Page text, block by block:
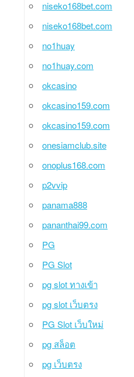
niseko168bet.com
niseko168bet.com
no1huay
no1huay.com
okcasino
okcasino159.com
okcasino159.com
onesiamclub.site
onoplus168.com
p2vvip
panama888
pananthai99.com
PG
PG Slot
pg slot ทางเข้า
pg slot เว็บตรง
PG Slot เว็บใหม่
pg สล็อต
pg เว็บตรง